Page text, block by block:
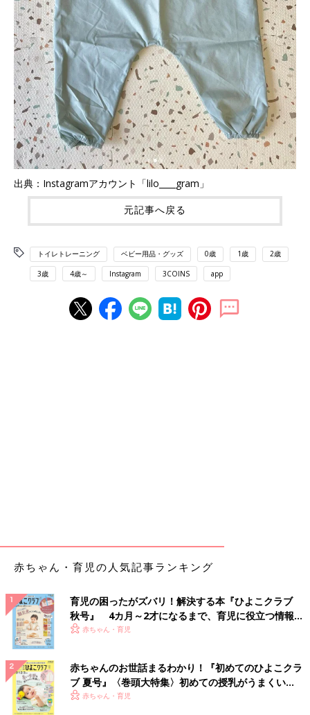
出典：Instagramアカウント「lilo____gram」
元記事へ戻る
トイレトレーニング ベビー用品・グッズ 0歳 1歳 2歳
3歳 4歳～ Instagram 3COINS app
赤ちゃん・育児の人気記事ランキング
育児の困ったがズバリ！解決する本『ひよこクラブ
秋号』 4カ月～2才になるまで、育児に役立つ情報が
いっぱい！
赤ちゃん・育児
赤ちゃんのお世話まるわかり！『初めてのひよこクラ
ブ 夏号』〈巻頭大特集〉初めての授乳がうまくい
く！ おっぱい・ミルクの基本と夏のトラブル 解決テ
赤ちゃん・育児